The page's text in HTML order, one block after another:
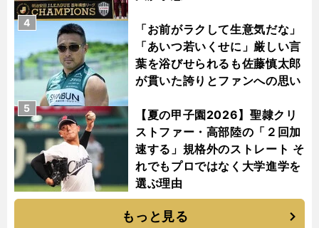
「お前がラクして生意気だな」
「あいつ若いくせに」厳しい言
葉を浴びせられるも佐藤慎太郎
が貫いた誇りとファンへの思い
4
【夏の甲子園2026】聖隷クリ
ストファー・高部陸の「２回加
速する」規格外のストレート そ
れでもプロではなく大学進学を
選ぶ理由
5
もっと見る